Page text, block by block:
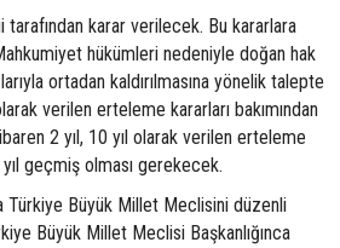
tarafından karar verilecek. Bu kararlara
hükümleri nedeniyle doğan hak
ortadan kaldırılmasına yönelik talepte
verilen erteleme kararları bakımından
2 yıl, 10 yıl olarak verilen erteleme
yıl geçmiş olması gerekecek.
Türkiye Büyük Millet Meclisini düzenli
Büyük Millet Meclisi Başkanlığınca